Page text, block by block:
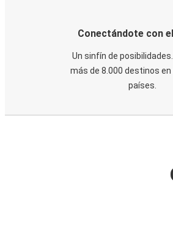
Conectándote con
Un sinfín de
más de 8.000 destinos en
países.